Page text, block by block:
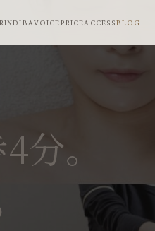
INDIBAVOICEPRICEACCESSBLOG
。